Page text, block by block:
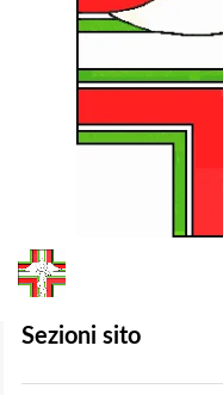
Sezioni sito